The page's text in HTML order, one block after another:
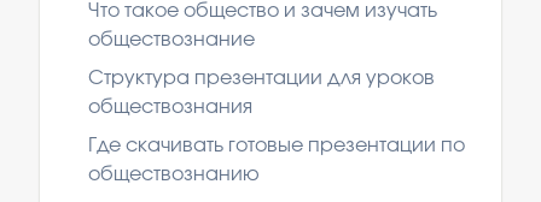
Что такое общество и зачем изучать
обществознание
Структура презентации для уроков
обществознания
Где скачивать готовые презентации по
обществознанию